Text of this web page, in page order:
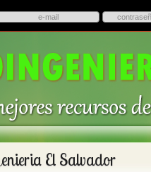
El Salvador